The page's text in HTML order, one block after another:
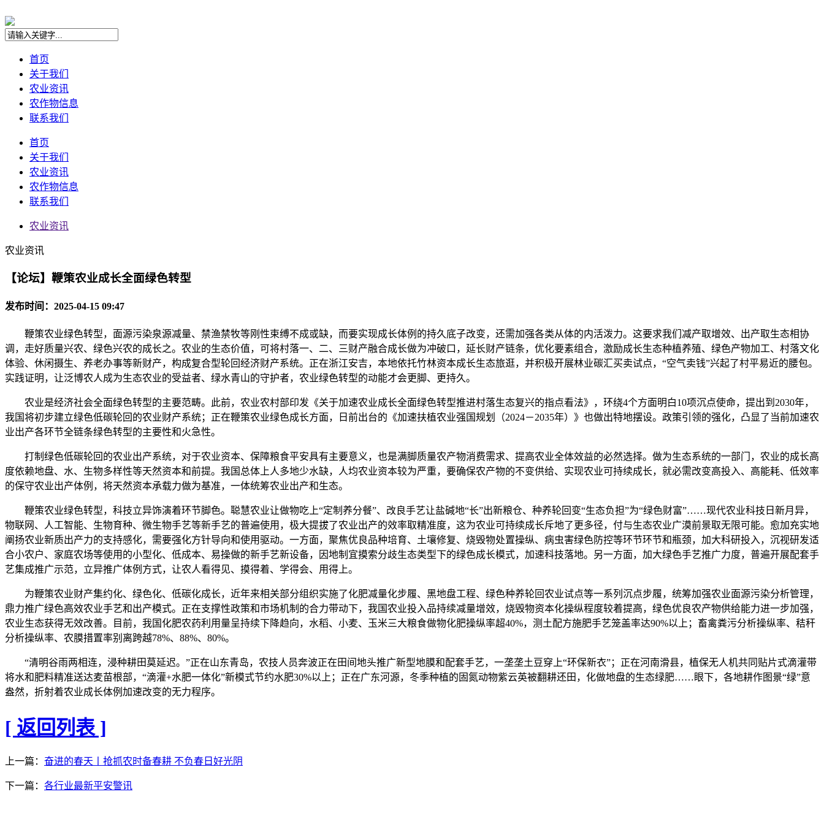
首页
关于我们
农业资讯
农作物信息
联系我们
首页
关于我们
农业资讯
农作物信息
联系我们
农业资讯
农业资讯
【论坛】鞭策农业成长全面绿色转型
发布时间：2025-04-15 09:47
鞭策农业绿色转型，面源污染泉源减量、禁渔禁牧等刚性束缚不成或缺，而要实现成长体例的持久底子改变，还需加强各类从体的内活泼力。这要求我们减产取增效、出产取生态相协
调，走好质量兴农、绿色兴农的成长之。农业的生态价值，可将村落一、二、三财产融合成长做为冲破口，延长财产链条，优化要素组合，激励成长生态种植养殖、绿色产物加工、村落文化
体验、休闲摄生、养老办事等新财产，构成复合型轮回经济财产系统。正在浙江安吉，本地依托竹林资本成长生态旅逛，并积极开展林业碳汇买卖试点，“空气卖钱”兴起了村平易近的腰包。
实践证明，让泛博农人成为生态农业的受益者、绿水青山的守护者，农业绿色转型的动能才会更脚、更持久。
农业是经济社会全面绿色转型的主要范畴。此前，农业农村部印发《关于加速农业成长全面绿色转型推进村落生态复兴的指点看法》，环绕4个方面明白10项沉点使命，提出到2030年，
我国将初步建立绿色低碳轮回的农业财产系统；正在鞭策农业绿色成长方面，日前出台的《加速扶植农业强国规划（2024－2035年）》也做出特地摆设。政策引领的强化，凸显了当前加速农
业出产各环节全链条绿色转型的主要性和火急性。
打制绿色低碳轮回的农业出产系统，对于农业资本、保障粮食平安具有主要意义，也是满脚质量农产物消费需求、提高农业全体效益的必然选择。做为生态系统的一部门，农业的成长高
度依赖地盘、水、生物多样性等天然资本和前提。我国总体上人多地少水缺，人均农业资本较为严重，要确保农产物的不变供给、实现农业可持续成长，就必需改变高投入、高能耗、低效率
的保守农业出产体例，将天然资本承载力做为基准，一体统筹农业出产和生态。
鞭策农业绿色转型，科技立异饰演着环节脚色。聪慧农业让做物吃上“定制养分餐”、改良手艺让盐碱地“长”出新粮仓、种养轮回变“生态负担”为“绿色财富”……现代农业科技日新月异，
物联网、人工智能、生物育种、微生物手艺等新手艺的普遍使用，极大提拔了农业出产的效率取精准度，这为农业可持续成长斥地了更多径，付与生态农业广漠前景取无限可能。愈加充实地
阐扬农业新质出产力的支持感化，需要强化方针导向和使用驱动。一方面，聚焦优良品种培育、土壤修复、烧毁物处置操纵、病虫害绿色防控等环节环节和瓶颈，加大科研投入，沉视研发适
合小农户、家庭农场等使用的小型化、低成本、易操做的新手艺新设备，因地制宜摸索分歧生态类型下的绿色成长模式，加速科技落地。另一方面，加大绿色手艺推广力度，普遍开展配套手
艺集成推广示范，立异推广体例方式，让农人看得见、摸得着、学得会、用得上。
为鞭策农业财产集约化、绿色化、低碳化成长，近年来相关部分组织实施了化肥减量化步履、黑地盘工程、绿色种养轮回农业试点等一系列沉点步履，统筹加强农业面源污染分析管理，
鼎力推广绿色高效农业手艺和出产模式。正在支撑性政策和市场机制的合力带动下，我国农业投入品持续减量增效，烧毁物资本化操纵程度较着提高，绿色优良农产物供给能力进一步加强，
农业生态获得无效改善。目前，我国化肥农药利用量呈持续下降趋向，水稻、小麦、玉米三大粮食做物化肥操纵率超40%，测土配方施肥手艺笼盖率达90%以上；畜禽粪污分析操纵率、秸秆
分析操纵率、农膜措置率别离跨越78%、88%、80%。
“清明谷雨两相连，浸种耕田莫延迟。”正在山东青岛，农技人员奔波正在田间地头推广新型地膜和配套手艺，一垄垄土豆穿上“环保新衣”；正在河南滑县，植保无人机共同贴片式滴灌带
将水和肥料精准送达麦苗根部，“滴灌+水肥一体化”新模式节约水肥30%以上；正在广东河源，冬季种植的固氮动物紫云英被翻耕还田，化做地盘的生态绿肥……眼下，各地耕作图景“绿”意
盎然，折射着农业成长体例加速改变的无力程序。
[ 返回列表 ]
上一篇： 奋进的春天丨抢抓农时备春耕 不负春日好光阴
下一篇： 各行业最新平安警讯